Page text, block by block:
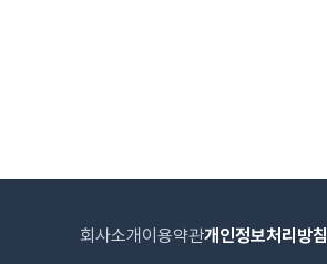
회사소개 이용약관개인정보처리방침